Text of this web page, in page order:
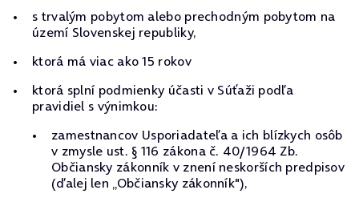
s trvalým pobytom alebo prechodným pobytom na
území Slovenskej republiky,
ktorá má viac ako 15 rokov
ktorá splní podmienky účasti v Súťaži podľa
pravidiel s výnimkou:
zamestnancov Usporiadateľa a ich blízkych osôb
v zmysle ust. § 116 zákona č. 40/1964 Zb.
Občiansky zákonník v znení neskorších predpisov
(ďalej len „Občiansky zákonník"),